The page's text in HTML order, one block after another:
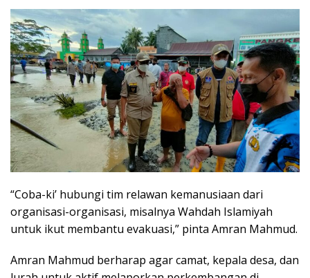
“Coba-ki’ hubungi tim relawan kemanusiaan dari
organisasi-organisasi, misalnya Wahdah Islamiyah
untuk ikut membantu evakuasi,” pinta Amran Mahmud.
Amran Mahmud berharap agar camat, kepala desa, dan